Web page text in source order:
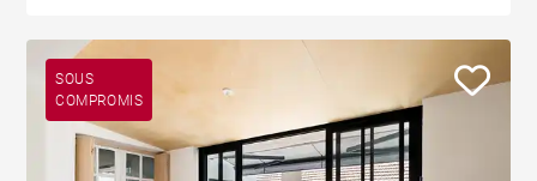
SOUS
COMPROMIS